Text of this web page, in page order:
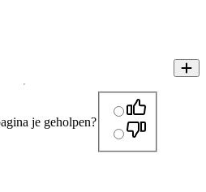
je geholpen?